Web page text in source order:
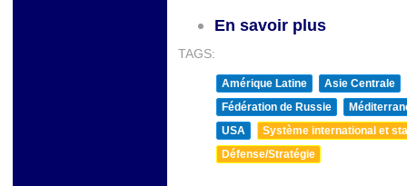
En savoir plus
TAGS:
Amérique Latine
Asie Centrale
Fédération de Russie
USA
Système international et
Défense/Stratégie